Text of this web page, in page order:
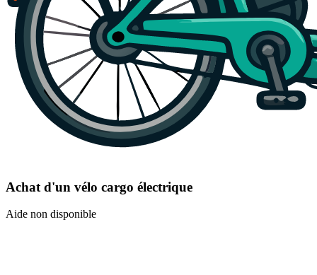
Achat d'un vélo cargo électrique
Aide non disponible